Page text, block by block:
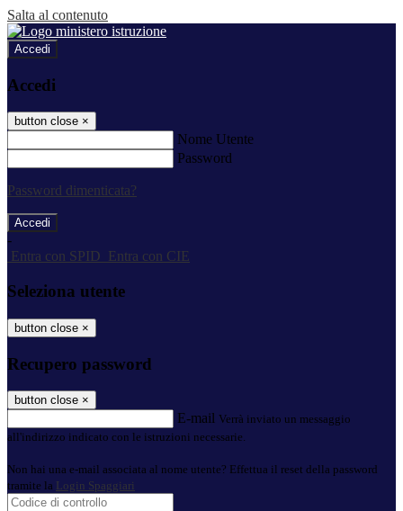
Salta al contenuto
Accedi
Accedi
button close ×
Nome Utente
Password
Password dimenticata?
-
Entra con SPID
Entra con CIE
Seleziona utente
button close ×
Recupero password
button close ×
E-mail Verrà inviato un messaggio
all'indirizzo indicato con le istruzioni necessarie.
Non hai una e-mail associata al nome utente? Effettua il reset della password
tramite la Login Spaggiari